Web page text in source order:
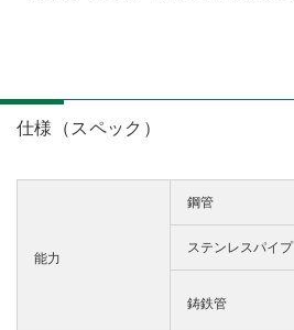
仕様（スペック）
能力
鋼管
ステンレスパイプ
鋳鉄管